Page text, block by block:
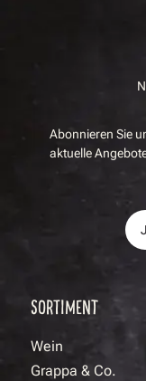
Abonnieren Sie
aktuelle
SORTIMENT
Wein
Grappa & Co.